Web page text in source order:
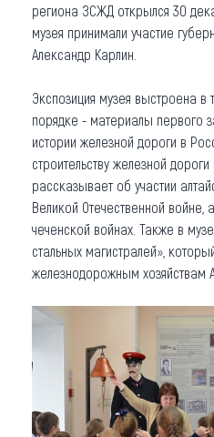
региона ЗСЖД открылся 30
музея принимали участие
Александр Карлин.
Экспозиция музея выстроена в
порядке - материалы первого
истории железной дороги в
строительству железной дороги
рассказывает об участии
Великой Отечественной войне,
чеченской войнах. Также в
стальных магистралей»,
железнодорожным хозяйствам